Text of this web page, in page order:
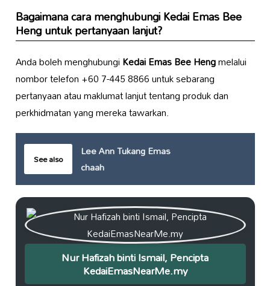
Bagaimana cara menghubungiKedai Emas Bee
Henguntuk pertanyaan lanjut?
Anda boleh menghubungiKedai Emas Bee Hengmelalui
nombor telefon +60 7-445 8866 untuk sebarang
pertanyaan atau maklumat lanjut tentang produk dan
perkhidmatan yang mereka tawarkan.
See also
Lee Ann Tukang Emas
chaah
Nur Hafizah binti Ismail, Pencipta
KedaiEmasNearMe.my